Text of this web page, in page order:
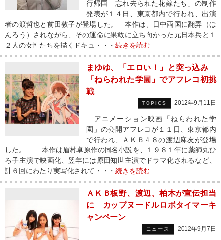
行帰国 忘れ去られた花嫁たち」の制作
発表が１４日、東京都内で行われ、出演
者の渡哲也と前田敦子が登場した。 本作は、日中両国に翻弄（ほ
んろう）されながら、その運命に果敢に立ち向かった元日本兵と１
２人の女性たちを描くドキュ・・・ 続きを読む
まゆゆ、「エロい！」と突っ込み
「ねらわれた学園」でアフレコ初挑
戦
TOPICS 2012年9月11日
アニメーション映画「ねらわれた学
園」の公開アフレコが１１日、東京都内
で行われ、ＡＫＢ４８の渡辺麻友が登場
した。 本作は眉村卓原作の同名小説を、１９８１年に薬師丸ひ
ろ子主演で映画化、翌年には原田知世主演でドラマ化されるなど、
計６回にわたり実写化されて・・・ 続きを読む
ＡＫＢ板野、渡辺、柏木が宣伝担当
に カップヌードルロボタイマーキ
ャンペーン
ニュース 2012年9月7日